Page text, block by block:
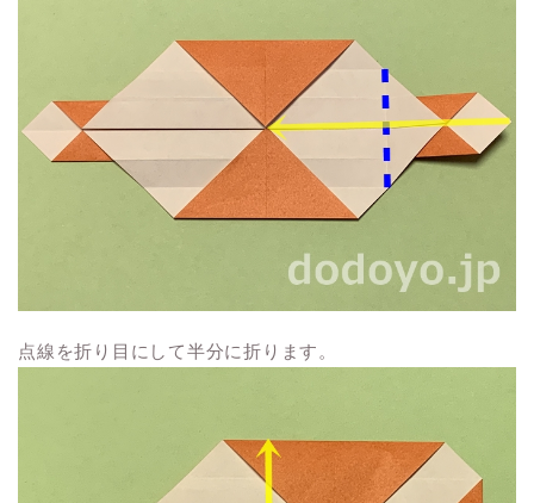
点線を折り目にして半分に折ります。